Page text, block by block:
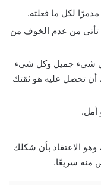
لكل ما فعلته.
تأتي من عدم الخوف من
شيء جميل وكل شيء
أن تحصل عليه هو ثقتك
أمل.
الاعتقاد بأن شكلك
منه سريعًا.